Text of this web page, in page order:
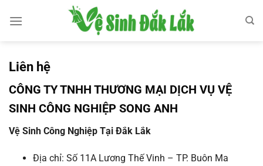
qua
Liên hệ
CÔNG TY TNHH THƯƠNG MẠI DỊCH VỤ VỆ
SINH CÔNG NGHIỆP SONG ANH
Vệ Sinh Công Nghiệp Tại Đắk Lắk
Địa chỉ: Số 11A Lương Thế Vinh – TP. Buôn Ma